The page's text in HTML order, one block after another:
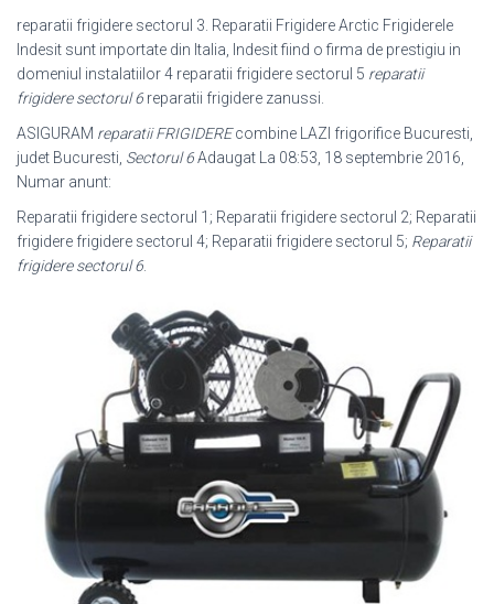
reparatii frigidere sectorul 3. Reparatii Frigidere Arctic Frigiderele
Indesit sunt importate din Italia, Indesit fiind o firma de prestigiu in
domeniul instalatiilor 4 reparatii frigidere sectorul 5 reparatii
frigidere sectorul 6reparatii frigidere zanussi.
ASIGURAM reparatii FRIGIDEREcombine LAZI frigorifice Bucuresti,
judet Bucuresti, Sectorul 6Adaugat La 08:53, 18 septembrie 2016,
Numar anunt:
Reparatii frigidere sectorul 1; Reparatii frigidere sectorul 2; Reparatii
frigidere frigidere sectorul 4; Reparatii frigidere sectorul 5; Reparatii
frigidere sectorul 6.